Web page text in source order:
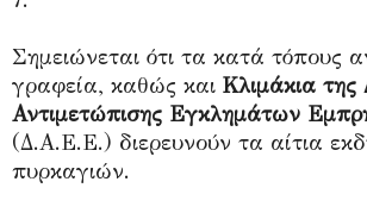
Σημειώνεται ότι τα κατά τόπους
γραφεία, καθώς και Κλιμάκια της
Αντιμετώπισης Εγκλημάτων
(Δ.Α.Ε.Ε.) διερευνούν τα αίτια
πυρκαγιών.